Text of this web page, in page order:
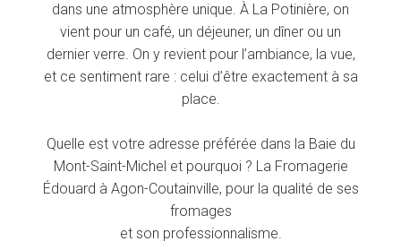
dans une atmosphère unique. À La Potinière, on
vient pour un café, un déjeuner, un dîner ou un
dernier verre. On y revient pour l’ambiance, la vue,
et ce sentiment rare : celui d’être exactement à sa
place.
Quelle est votre adresse préférée dans la Baie du
Mont-Saint-Michel et pourquoi ? La Fromagerie
Édouard à Agon-Coutainville, pour la qualité de ses
fromages
et son professionnalisme.